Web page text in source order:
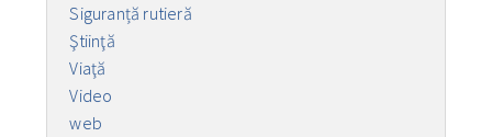
Siguranță rutieră
Ştiinţă
Viaţă
Video
web